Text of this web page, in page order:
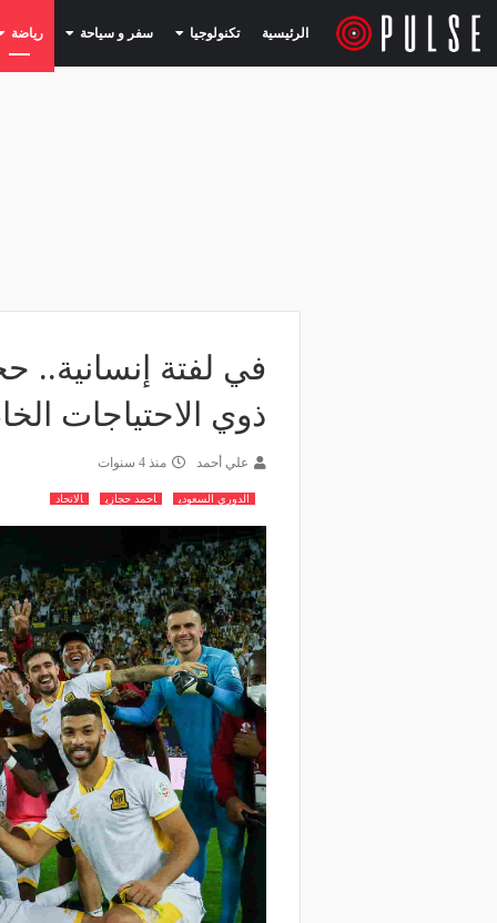
الرئيسية تكنولوجيا (current) سفر و سياحة (current) رياضة
في لفتة
ذوي الاحتياجات
علي أحمد منذ 4 سنوات
الدوري السعودي احمد حجازي الاتحاد